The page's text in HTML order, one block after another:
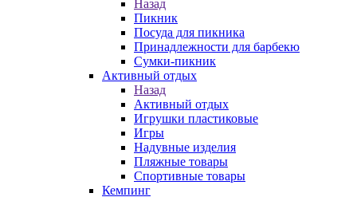
Назад
Пикник
Посуда для пикника
Принадлежности для барбекю
Сумки-пикник
Активный отдых
Назад
Активный отдых
Игрушки пластиковые
Игры
Надувные изделия
Пляжные товары
Спортивные товары
Кемпинг